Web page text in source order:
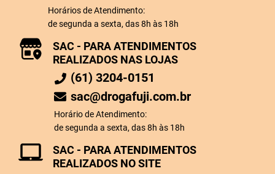
Horários de Atendimento:
de segunda a sexta, das 8h às 18h
SAC - PARA ATENDIMENTOS
REALIZADOS NO SITE
SAC - PARA ATENDIMENTOS
REALIZADOS NAS LOJAS
(61) 3204-0151
sac@drogafuji.com.br
Horário de Atendimento:
de segunda a sexta, das 8h às 18h